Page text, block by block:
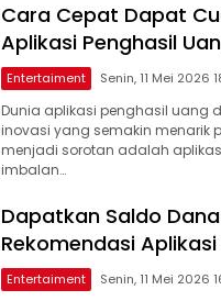
Cara Cepat Dapat
Aplikasi Penghasil
Entertaiment
Dunia aplikasi penghasil uang
inovasi yang semakin menarik
menjadi sorotan adalah
imbalan…
Dapatkan Saldo
Rekomendasi
Entertaiment